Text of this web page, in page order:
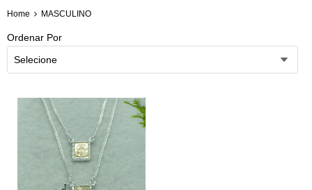
Home MASCULINO
Ordenar Por
Selecione